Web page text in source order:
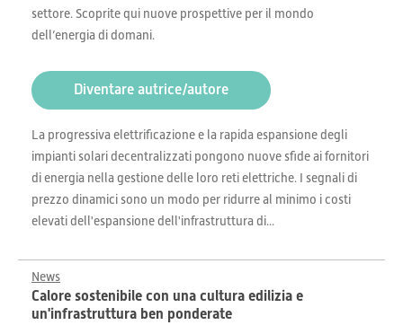
settore. Scoprite qui nuove prospettive per il mondo
dell’energia di domani.
Diventare autrice/autore
La progressiva elettrificazione e la rapida espansione degli
impianti solari decentralizzati pongono nuove sfide ai fornitori
di energia nella gestione delle loro reti elettriche. I segnali di
prezzo dinamici sono un modo per ridurre al minimo i costi
elevati dell'espansione dell'infrastruttura di...
News
Calore sostenibile con una cultura edilizia e
un'infrastruttura ben ponderate